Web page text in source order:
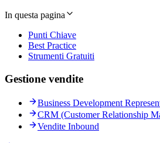
In questa pagina
Punti Chiave
Best Practice
Strumenti Gratuiti
Gestione vendite
Business Development
CRM (Customer Relationship
Vendite Inbound